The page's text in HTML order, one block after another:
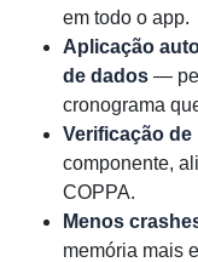
em todo o app.
Aplicação
de dados —
cronograma
Verificação de
componente,
COPPA.
Menos
memória mais